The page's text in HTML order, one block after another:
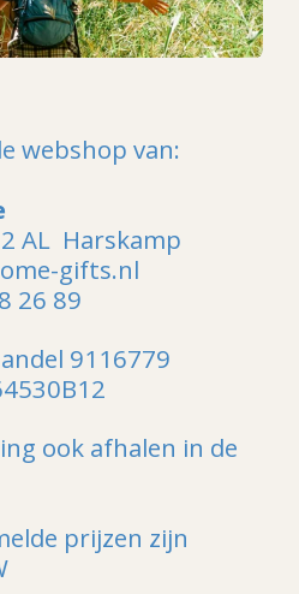
webshop van:
AL Harskamp
gifts.nl
26 89
9116779
ook afhalen in de
prijzen zijn